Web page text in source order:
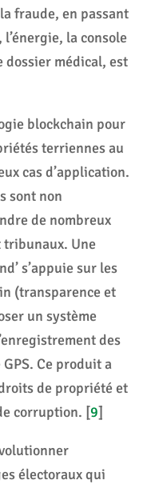
fraude, en passant
la console
dossier médical, est
blockchain pour
terriennes au
cas d’application.
sont non
de nombreux
tribunaux. Une
s’appuie sur les
(transparence et
un système
des
Ce produit a
de propriété et
corruption. [9]
électoraux qui